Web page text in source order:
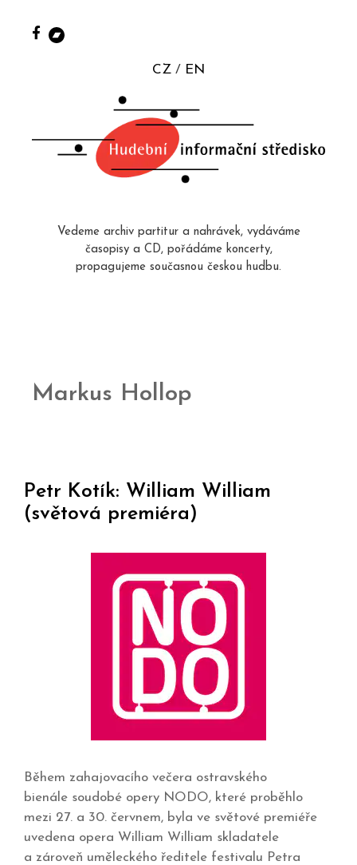
CZ EN
Vedeme archiv partitur a nahrávek, vydáváme
časopisy a CD, pořádáme koncerty,
propagujeme současnou českou hudbu.
Markus Hollop
Petr Kotík: William William
(světová premiéra)
Během zahajovacího večera ostravského
bienále soudobé opery NODO, které proběhlo
mezi 27. a 30. červnem, byla ve světové premiéře
uvedena opera William William skladatele
a zároveň uměleckého ředitele festivalu Petra